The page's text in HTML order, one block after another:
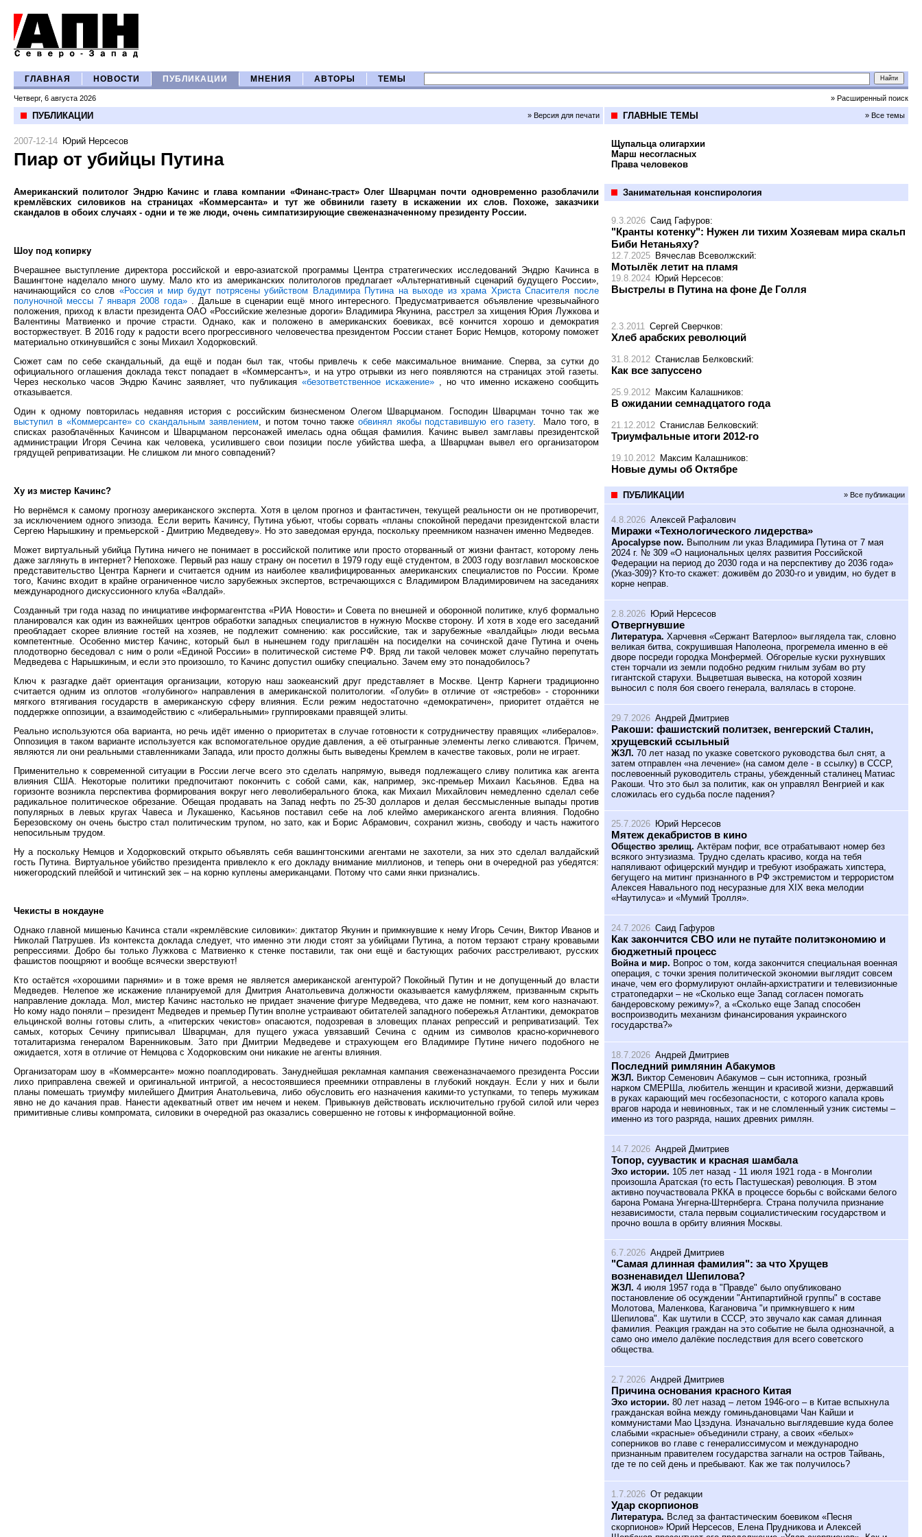
ГЛАВНАЯ НОВОСТИ ПУБЛИКАЦИИ МНЕНИЯ АВТОРЫ ТЕМЫ
Четверг, 6 августа 2026 » Расширенный поиск
ПУБЛИКАЦИИ » Версия для печати
2007-12-14 Юрий Нерсесов
Пиар от убийцы Путина
Американский политолог Эндрю Качинс и глава компании «Финанс-траст» Олег Шварцман почти одновременно разоблачили
кремлёвских силовиков на страницах «Коммерсанта» и тут же обвинили газету в искажении их слов. Похоже, заказчики
скандалов в обоих случаях - одни и те же люди, очень симпатизирующие свеженазначенному президенту России.
Шоу под копирку
Вчерашнее выступление директора российской и евро-азиатской программы Центра стратегических исследований Эндрю Качинса в
Вашингтоне наделало много шуму. Мало кто из американских политологов предлагает «Альтернативный сценарий будущего России»,
начинающийся со слов «Россия и мир будут потрясены убийством Владимира Путина на выходе из храма Христа Спасителя после
полуночной мессы 7 января 2008 года» . Дальше в сценарии ещё много интересного. Предусматривается объявление чрезвычайного
положения, приход к власти президента ОАО «Российские железные дороги» Владимира Якунина, расстрел за хищения Юрия Лужкова и
Валентины Матвиенко и прочие страсти. Однако, как и положено в американских боевиках, всё кончится хорошо и демократия
восторжествует. В 2016 году к радости всего прогрессивного человечества президентом России станет Борис Немцов, которому поможет
материально откинувшийся с зоны Михаил Ходорковский.
Сюжет сам по себе скандальный, да ещё и подан был так, чтобы привлечь к себе максимальное внимание. Сперва, за сутки до
официального оглашения доклада текст попадает в «Коммерсантъ», и на утро отрывки из него появляются на страницах этой газеты.
Через несколько часов Эндрю Качинс заявляет, что публикация «безответственное искажение» , но что именно искажено сообщить
отказывается.
Один к одному повторилась недавняя история с российским бизнесменом Олегом Шварцманом. Господин Шварцман точно так же
выступил в «Коммерсанте» со скандальным заявлением, и потом точно также обвинял якобы подставившую его газету.
Мало того, в
списках разоблачённых Качинсом и Шварцманом персонажей имелась одна общая фамилия. Качинс вывел замглавы президентской
администрации Игоря Сечина как человека, усилившего свои позиции после убийства шефа, а Шварцман вывел его организатором
грядущей реприватизации. Не слишком ли много совпадений?
Ху из мистер Качинс?
Но вернёмся к самому прогнозу американского эксперта. Хотя в целом прогноз и фантастичен, текущей реальности он не противоречит,
за исключением одного эпизода. Если верить Качинсу, Путина убьют, чтобы сорвать «планы спокойной передачи президентской власти
Сергею Нарышкину и премьерской - Дмитрию Медведеву». Но это заведомая ерунда, поскольку преемником назначен именно Медведев.
Может виртуальный убийца Путина ничего не понимает в российской политике или просто оторванный от жизни фантаст, которому лень
даже заглянуть в интернет? Непохоже. Первый раз нашу страну он посетил в 1979 году ещё студентом, в 2003 году возглавил московское
представительство Центра Карнеги и считается одним из наиболее квалифицированных американских специалистов по России. Кроме
того, Качинс входит в крайне ограниченное число зарубежных экспертов, встречающихся с Владимиром Владимировичем на заседаниях
международного дискуссионного клуба «Валдай».
Созданный три года назад по инициативе информагентства «РИА Новости» и Совета по внешней и оборонной политике, клуб формально
планировался как один из важнейших центров обработки западных специалистов в нужную Москве сторону. И хотя в ходе его заседаний
преобладает скорее влияние гостей на хозяев, не подлежит сомнению: как российские, так и зарубежные «валдайцы» люди весьма
компетентные. Особенно мистер Качинс, который был в нынешнем году приглашён на посиделки на сочинской даче Путина и очень
плодотворно беседовал с ним о роли «Единой России» в политической системе РФ. Вряд ли такой человек может случайно перепутать
Медведева с Нарышкиным, и если это произошло, то Качинс допустил ошибку специально. Зачем ему это понадобилось?
Ключ к разгадке даёт ориентация организации, которую наш заокеанский друг представляет в Москве. Центр Карнеги традиционно
считается одним из оплотов «голубиного» направления в американской политологии. «Голуби» в отличие от «ястребов» - сторонники
мягкого втягивания государств в американскую сферу влияния. Если режим недостаточно «демократичен», приоритет отдаётся не
поддержке оппозиции, а взаимодействию с «либеральными» группировками правящей элиты.
Реально используются оба варианта, но речь идёт именно о приоритетах в случае готовности к сотрудничеству правящих «либералов».
Оппозиция в таком варианте используется как вспомогательное орудие давления, а её отыгранные элементы легко сливаются. Причем,
являются ли они реальными ставленниками Запада, или просто должны быть выведены Кремлем в качестве таковых, роли не играет.
Применительно к современной ситуации в России легче всего это сделать напрямую, выведя подлежащего сливу политика как агента
влияния США. Некоторые политики предпочитают покончить с собой сами, как, например, экс-премьер Михаил Касьянов. Едва на
горизонте возникла перспектива формирования вокруг него леволиберального блока, как Михаил Михайлович немедленно сделал себе
радикальное политическое обрезание. Обещая продавать на Запад нефть по 25-30 долларов и делая бессмысленные выпады против
популярных в левых кругах Чавеса и Лукашенко, Касьянов поставил себе на лоб клеймо американского агента влияния. Подобно
Березовскому он очень быстро стал политическим трупом, но зато, как и Борис Абрамович, сохранил жизнь, свободу и часть нажитого
непосильным трудом.
Ну а поскольку Немцов и Ходорковский открыто объявлять себя вашингтонскими агентами не захотели, за них это сделал валдайский
гость Путина. Виртуальное убийство президента привлекло к его докладу внимание миллионов, и теперь они в очередной раз убедятся:
нижегородский плейбой и читинский зек – на корню куплены американцами. Потому что сами янки признались.
Чекисты в нокдауне
Однако главной мишенью Качинса стали «кремлёвские силовики»: диктатор Якунин и примкнувшие к нему Игорь Сечин, Виктор Иванов и
Николай Патрушев. Из контекста доклада следует, что именно эти люди стоят за убийцами Путина, а потом терзают страну кровавыми
репрессиями. Добро бы только Лужкова с Матвиенко к стенке поставили, так они ещё и бастующих рабочих расстреливают, русских
фашистов поощряют и вообще всячески зверствуют!
Кто остаётся «хорошими парнями» и в тоже время не является американской агентурой? Покойный Путин и не допущенный до власти
Медведев. Нелепое же искажение планируемой для Дмитрия Анатольевича должности оказывается камуфляжем, призванным скрыть
направление доклада. Мол, мистер Качинс настолько не придает значение фигуре Медведева, что даже не помнит, кем кого назначают.
Но кому надо поняли – президент Медведев и премьер Путин вполне устраивают обитателей западного побережья Атлантики, демократов
ельцинской волны готовы слить, а «питерских чекистов» опасаются, подозревая в зловещих планах репрессий и реприватизаций. Тех
самых, которых Сечину приписывал Шварцман, для пущего ужаса увязавший Сечина с одним из символов красно-коричневого
тоталитаризма генералом Варенниковым. Зато при Дмитрии Медведеве и страхующем его Владимире Путине ничего подобного не
ожидается, хотя в отличие от Немцова с Ходорковским они никакие не агенты влияния.
Организаторам шоу в «Коммерсанте» можно поаплодировать. Зануднейшая рекламная кампания свеженазначаемого президента России
лихо приправлена свежей и оригинальной интригой, а несостоявшиеся преемники отправлены в глубокий нокдаун. Если у них и были
планы помешать триумфу милейшего Дмитрия Анатольевича, либо обусловить его назначения какими-то уступками, то теперь мужикам
явно не до качания прав. Нанести адекватный ответ им нечем и некем. Привыкнув действовать исключительно грубой силой или через
примитивные сливы компромата, силовики в очередной раз оказались совершенно не готовы к информационной войне.
ГЛАВНЫЕ ТЕМЫ » Все темы
Щупальца олигархии
Марш несогласных
Права человеков
Занимательная конспирология
9.3.2026 Саид Гафуров:
"Кранты котенку": Нужен ли тихим Хозяевам мира скальп
Биби Нетаньяху?
12.7.2025 Вячеслав Всеволжский:
Мотылёк летит на пламя
19.8.2024 Юрий Нерсесов:
Выстрелы в Путина на фоне Де Голля
2.3.2011 Сергей Сверчков:
Хлеб арабских революций
31.8.2012 Станислав Белковский:
Как все запуссено
25.9.2012 Максим Калашников:
В ожидании семнадцатого года
21.12.2012 Станислав Белковский:
Триумфальные итоги 2012-го
19.10.2012 Максим Калашников:
Новые думы об Октябре
ПУБЛИКАЦИИ » Все публикации
4.8.2026 Алексей Рафалович
Миражи «Технологического лидерства»
Apocalypse now. Выполним ли указ Владимира Путина от 7 мая
2024 г. № 309 «О национальных целях развития Российской
Федерации на период до 2030 года и на перспективу до 2036 года»
(Указ-309)? Кто-то скажет: доживём до 2030-го и увидим, но будет в
корне неправ.
2.8.2026 Юрий Нерсесов
Отвергнувшие
Литература. Харчевня «Сержант Ватерлоо» выглядела так, словно
великая битва, сокрушившая Наполеона, прогремела именно в её
дворе посреди городка Монфермей. Обгорелые куски рухнувших
стен торчали из земли подобно редким гнилым зубам во рту
гигантской старухи. Выцветшая вывеска, на которой хозяин
выносил с поля боя своего генерала, валялась в стороне.
29.7.2026 Андрей Дмитриев
Ракоши: фашистский политзек, венгерский Сталин,
хрущевский ссыльный
ЖЗЛ. 70 лет назад по указке советского руководства был снят, а
затем отправлен «на лечение» (на самом деле - в ссылку) в СССР,
послевоенный руководитель страны, убежденный сталинец Матиас
Ракоши. Что это был за политик, как он управлял Венгрией и как
сложилась его судьба после падения?
25.7.2026 Юрий Нерсесов
Мятеж декабристов в кино
Общество зрелищ. Актёрам пофиг, все отрабатывают номер без
всякого энтузиазма. Трудно сделать красиво, когда на тебя
напяливают офицерский мундир и требуют изображать хипстера,
бегущего на митинг признанного в РФ экстремистом и террористом
Алексея Навального под несуразные для XIX века мелодии
«Наутилуса» и «Мумий Тролля».
24.7.2026 Саид Гафуров
Как закончится СВО или не путайте политэкономию и
бюджетный процесс
Война и мир. Вопрос о том, когда закончится специальная военная
операция, с точки зрения политической экономии выглядит совсем
иначе, чем его формулируют онлайн-архистратиги и телевизионные
стратопедархи – не «Сколько еще Запад согласен помогать
бандеровскому режиму»?, а «Сколько еще Запад способен
воспроизводить механизм финансирования украинского
государства?»
18.7.2026 Андрей Дмитриев
Последний римлянин Абакумов
ЖЗЛ. Виктор Семенович Абакумов – сын истопника, грозный
нарком СМЕРШа, любитель женщин и красивой жизни, державший
в руках карающий меч госбезопасности, с которого капала кровь
врагов народа и невиновных, так и не сломленный узник системы –
именно из того разряда, наших древних римлян.
14.7.2026 Андрей Дмитриев
Топор, суувастик и красная шамбала
Эхо истории. 105 лет назад - 11 июля 1921 года - в Монголии
произошла Аратская (то есть Пастушеская) революция. В этом
активно поучаствовала РККА в процессе борьбы с войсками белого
барона Романа Унгерна-Штернберга. Страна получила признание
независимости, стала первым социалистическим государством и
прочно вошла в орбиту влияния Москвы.
6.7.2026 Андрей Дмитриев
"Самая длинная фамилия": за что Хрущев
возненавидел Шепилова?
ЖЗЛ. 4 июля 1957 года в "Правде" было опубликовано
постановление об осуждении "Антипартийной группы" в составе
Молотова, Маленкова, Кагановича "и примкнувшего к ним
Шепилова". Как шутили в СССР, это звучало как самая длинная
фамилия. Реакция граждан на это событие не была однозначной, а
само оно имело далёкие последствия для всего советского
общества.
2.7.2026 Андрей Дмитриев
Причина основания красного Китая
Эхо истории. 80 лет назад – летом 1946-ого – в Китае вспыхнула
гражданская война между гоминьдановцами Чан Кайши и
коммунистами Мао Цзэдуна. Изначально выглядевшие куда более
слабыми «красные» объединили страну, а своих «белых»
соперников во главе с генералиссимусом и международно
признанным правителем государства загнали на остров Тайвань,
где те по сей день и пребывают. Как же так получилось?
1.7.2026 От редакции
Удар скорпионов
Литература. Вслед за фантастическим боевиком «Песня
скорпионов» Юрий Нерсесов, Елена Прудникова и Алексей